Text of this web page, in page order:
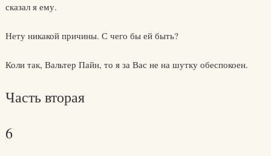
сказал я ему.
Нету никакой причины. С чего бы ей быть?
Коли так, Вальтер Пайн, то я за Вас не на шутку обеспокоен.
Часть вторая
6